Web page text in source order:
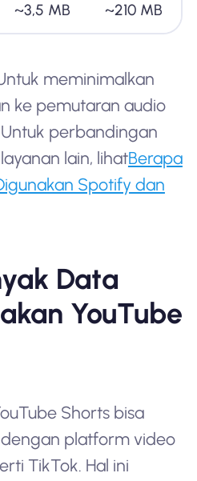
~3,5 MB ~210 MB
meminimalkan
ke pemutaran audio
perbandingan
lain, lihatBerapa
Spotify dan
Data
YouTube
Shorts bisa
platform video
TikTok. Hal ini